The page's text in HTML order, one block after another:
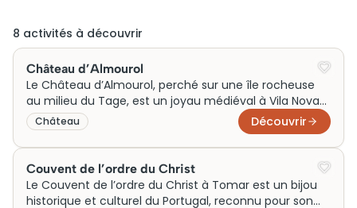
8 activités à découvrir
Château d’Almourol
Le Château d’Almourol, perché sur une île rocheuse
au milieu du Tage, est un joyau médiéval à Vila Nova
da Barquinha. Symbolisant la reconquête chrétienne, il
fut bâti au XIIe siècle sur les vestiges d’une ancienne
forteresse romaine. Son architecture imposante, avec
ses tours crénelées, évoque la puissance des
Templiers. Lieu de légendes et de mystères, il offre
une immersion fascinante dans l’histoire portugaise
Château Découvrir
Couvent de l’ordre du Christ
Le Couvent de l’ordre du Christ à Tomar est un bijou
historique et culturel du Portugal, reconnu pour son